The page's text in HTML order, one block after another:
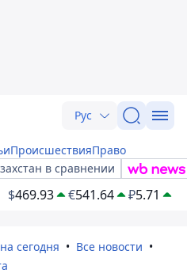
Рус
ПроисшествияПраво
в сравнении
$469.93 €541.64 ₽5.71
сегодня
Все новости